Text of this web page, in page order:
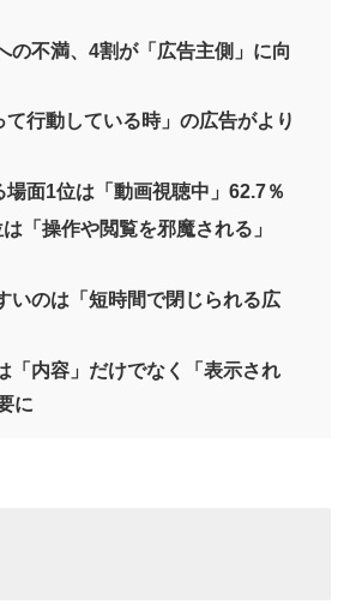
の不満、4割が「広告主側」に向
て行動している時」の広告がより
場面1位は「動画視聴中」62.7％
「操作や閲覧を邪魔される」
いのは「短時間で閉じられる広
「内容」だけでなく「表示され
に